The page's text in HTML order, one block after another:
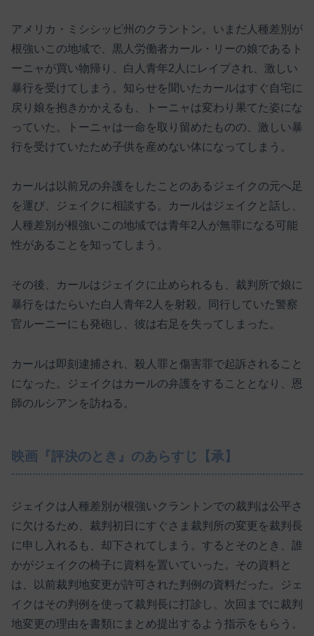
アメリカ・ミシシッピ州のクラントン。いまだ人種差別が
根強いこの地域で、黒人労働者カール・リーの娘であるト
ーニャが買い物帰り、白人青年2人にレイプされ、激しい
暴行を受けてしまう。知らせを聞いたカールはすぐ自宅に
戻り娘を抱きかかえるも、トーニャは変わり果てた姿にな
っていた。トーニャは一命を取り留めたものの、激しい暴
行を受けていたため子供を産めない体になってしまう。
カールは以前兄の弁護をしたことのあるジェイクの元へ足
を運び、ジェイクに相談する。カールはジェイクと話し、
人種差別が根強いこの地域では青年2人が無罪になる可能
性があることを知ってしまう。
その後、カールはジェイクに止められるも、裁判所で娘に
暴行をはたらいた白人青年2人を射殺。同行していた警察
官ルーニーにも発砲し、彼は右足を失ってしまった。
カールは即刻逮捕され、殺人罪と傷害罪で起訴されること
になった。ジェイクはカールの弁護をすることとなり、恩
師のルシアンを訪ねる。
映画『評決のとき』のあらすじ【承】
ジェイクは人種差別が根強いクラントンでの裁判は公平さ
に欠けるため、裁判初日にすぐさま裁判所の変更を裁判長
に申し入れるも、却下されてしまう。するとそのとき、誰
かがジェイクの椅子に資料を置いていった。その資料と
は、以前裁判地変更が許可された判例の資料だった。ジェ
イクはその判例を使って裁判長に打診し、次回までに裁判
地変更の理由を書類にまとめ提出するよう指示をもらう。